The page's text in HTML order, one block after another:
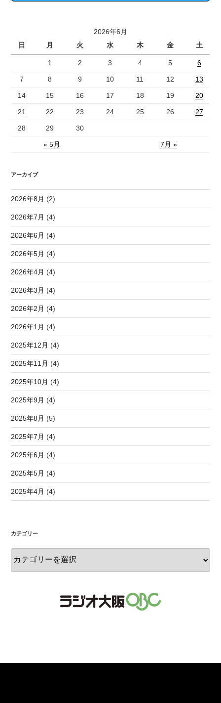
2026年6月
日
月 火 水 木 金 土
« 5月 7月 »
1 2 3 4 5 6
7 8 9 10 11 12 13
14 15 16 17 18 19 20
21 22 23 24 25 26 27
28 29 30
アーカイブ
2026年8月 (2)
2026年7月 (4)
2026年6月 (4)
2026年5月 (4)
2026年4月 (4)
2026年3月 (4)
2026年2月 (4)
2026年1月 (4)
2025年12月 (4)
2025年11月 (4)
2025年10月 (4)
2025年9月 (4)
2025年8月 (5)
2025年7月 (4)
2025年6月 (4)
2025年5月 (4)
2025年4月 (4)
カテゴリー